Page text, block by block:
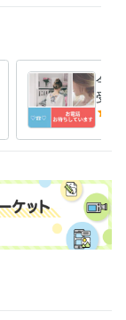
イスいたします
今話
受け
も☆